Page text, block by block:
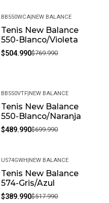
-34%
BB550WCA NEW BALANCE
Tenis New Balance
550-Blanco/Violeta
$504.990$769.990
-30%
BB550VTF|NEW BALANCE
Tenis New Balance
550-Blanco/Naranja
$489.990$699.990
-25%
U574GWH|NEW BALANCE
Tenis New Balance
574-Gris/Azul
$389.990$517.990